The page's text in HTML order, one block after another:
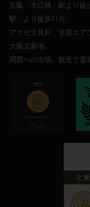
京阪「大江橋」駅より徒
駅」より徒歩11分。
アクセス良好、全室エア
大阪北新地。
関西への出張、観光で是